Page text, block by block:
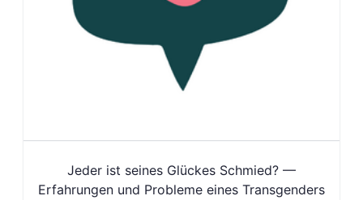
Jeder ist seines Glückes Schmied? —
Erfahrungen und Probleme eines Transgenders